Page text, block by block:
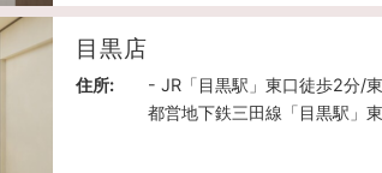
目黒店
住所:
- JR「目黒駅」東口徒歩2分/
都営地下鉄三田線「目黒駅」